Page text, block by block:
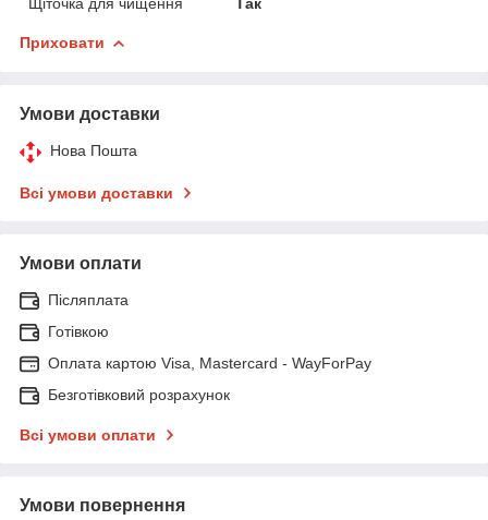
Приховати
Умови доставки
Нова Пошта
Всі умови доставки
Умови оплати
Післяплата
Готівкою
Оплата картою Visa, Mastercard - WayForPay
Безготівковий розрахунок
Всі умови оплати
Умови повернення